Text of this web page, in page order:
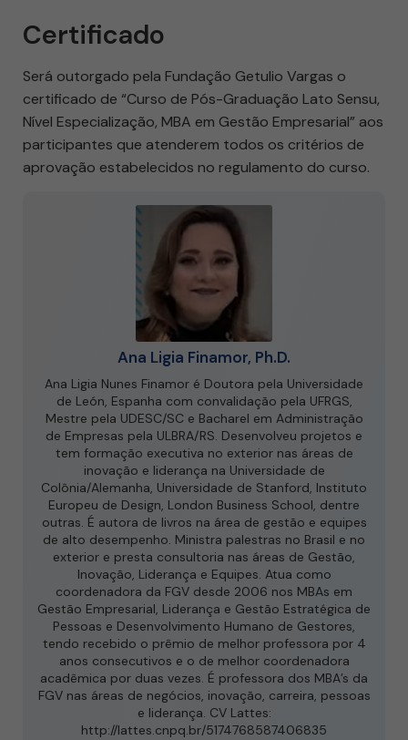
Certificado
Será outorgado pela Fundação Getulio Vargas o
certificado de “Curso de Pós-Graduação Lato Sensu,
Nível Especialização, MBA em Gestão Empresarial” aos
participantes que atenderem todos os critérios de
aprovação estabelecidos no regulamento do curso.
Ana Ligia Finamor, Ph.D.
Ana Ligia Nunes Finamor é Doutora pela Universidade
de León, Espanha com convalidação pela UFRGS,
Mestre pela UDESC/SC e Bacharel em Administração
de Empresas pela ULBRA/RS. Desenvolveu projetos e
tem formação executiva no exterior nas áreas de
inovação e liderança na Universidade de
Colônia/Alemanha, Universidade de Stanford, Instituto
Europeu de Design, London Business School, dentre
outras. É autora de livros na área de gestão e equipes
de alto desempenho. Ministra palestras no Brasil e no
exterior e presta consultoria nas áreas de Gestão,
Inovação, Liderança e Equipes. Atua como
coordenadora da FGV desde 2006 nos MBAs em
Gestão Empresarial, Liderança e Gestão Estratégica de
Pessoas e Desenvolvimento Humano de Gestores,
tendo recebido o prêmio de melhor professora por 4
anos consecutivos e o de melhor coordenadora
acadêmica por duas vezes. É professora dos MBA’s da
FGV nas áreas de negócios, inovação, carreira, pessoas
e liderança. CV Lattes:
http://lattes.cnpq.br/5174768587406835